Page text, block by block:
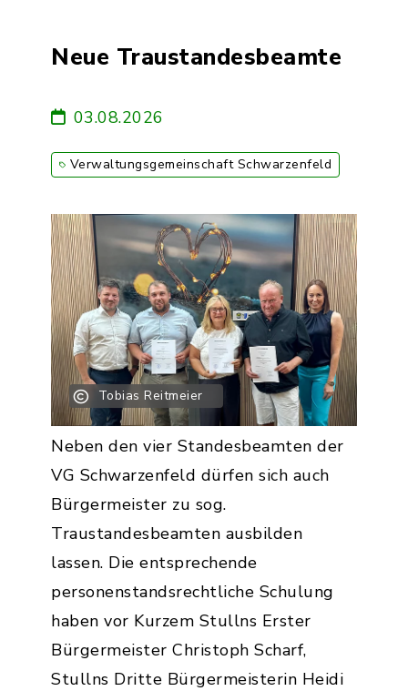
Neue Traustandesbeamte
03.08.2026
Verwaltungsgemeinschaft Schwarzenfeld
Tobias Reitmeier
Neben den vier Standesbeamten der
VG Schwarzenfeld dürfen sich auch
Bürgermeister zu sog.
Traustandesbeamten ausbilden
lassen. Die entsprechende
personenstandsrechtliche Schulung
haben vor Kurzem Stullns Erster
Bürgermeister Christoph Scharf,
Stullns Dritte Bürgermeisterin Heidi